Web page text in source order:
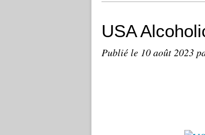
USA
Publié le 10 août 2023